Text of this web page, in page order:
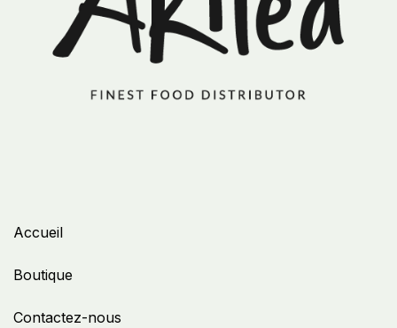
Accueil
Boutique
Contactez-nous